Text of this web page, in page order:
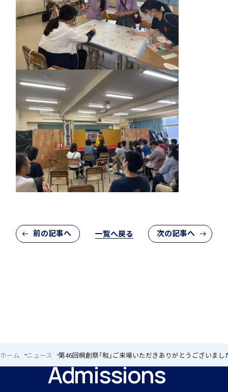
前の記事へ 一覧へ戻る 次の記事へ
ホーム ニュース 第46回桐創祭「和」ご来場いただきありがとうございまし
Admissions
学園寮
学習支援 e-Dorm Lab
転編入試験
進路情報
進路実績